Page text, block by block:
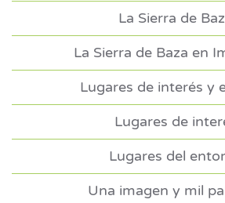
La Sierra de
La Sierra de Baza en
Lugares de interés y
Lugares de
Lugares del
Una imagen y mil